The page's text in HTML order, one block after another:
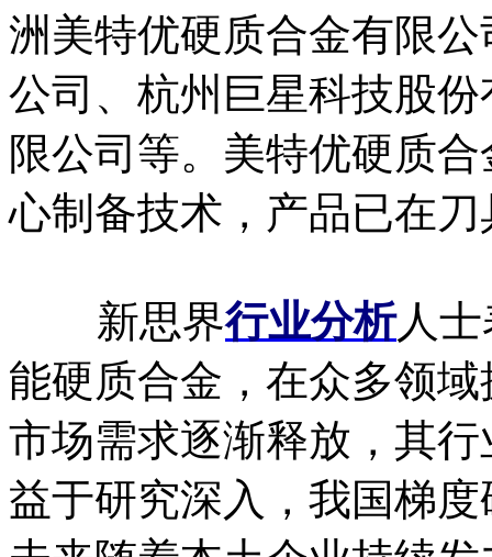
洲美特优硬质合金有限
公司、杭州巨星科技股
限公司等。美特优硬质
心制备技术，产品已在
新思界行业分析人
能硬质合金，在众多领
市场需求逐渐释放，其
益于研究深入，我国梯